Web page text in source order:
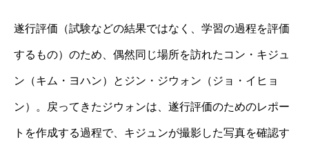
遂行評価（試験などの結果ではなく、学習の過程を評価
するもの）のため、偶然同じ場所を訪れたコン・キジュ
ン（キム・ヨハン）とジン・ジウォン（ジョ・イヒョ
ン）。戻ってきたジウォンは、遂行評価のためのレポー
トを作成する過程で、キジュンが撮影した写真を確認す